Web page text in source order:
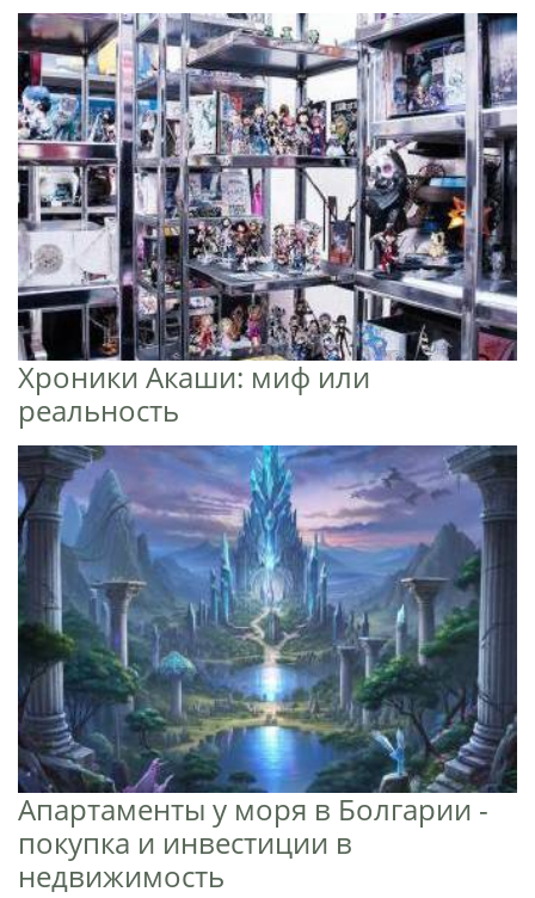
Хроники Акаши: миф или
реальность
Апартаменты у моря в Болгарии -
покупка и инвестиции в
недвижимость